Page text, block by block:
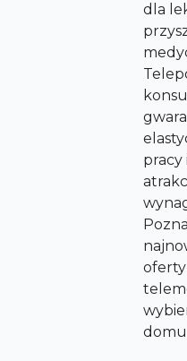
dla
pracy i